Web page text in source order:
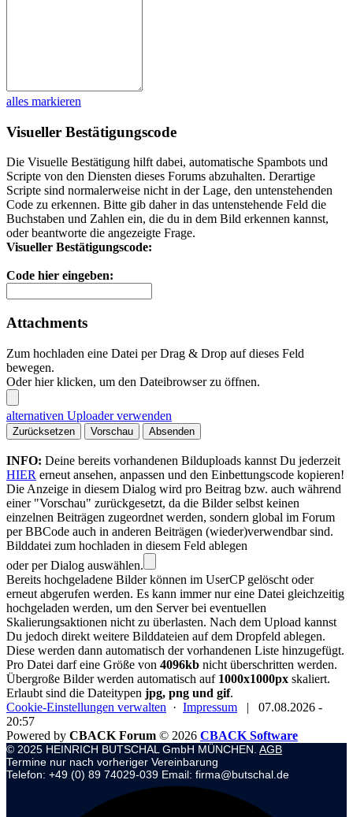
alles markieren
Visueller Bestätigungscode
Die Visuelle Bestätigung hilft dabei, automatische Spambots und
Scripte von den Diensten dieses Forums abzuhalten. Derartige
Scripte sind normalerweise nicht in der Lage, den untenstehenden
Code zu erkennen. Bitte gib daher in das untenstehende Feld die
Buchstaben und Zahlen ein, die du in dem Bild erkennen kannst,
oder beantworte die angezeigte Frage.
Visueller Bestätigungscode:
Code hier eingeben:
Attachments
Zum hochladen eine Datei per Drag & Drop auf dieses Feld
bewegen.
Oder hier klicken, um den Dateibrowser zu öffnen.
alternativen Uploader verwenden
Zurücksetzen Vorschau Absenden
INFO: Deine bereits vorhandenen Bilduploads kannst Du jederzeit
HIER erneut ansehen, anpassen und den Einbettungscode kopieren!
Die Anzeige in diesem Dialog wird pro Beitrag bzw. auch während
einer "Vorschau" zurückgesetzt, da die Bilder selbst keinen
einzelnen Beiträgen zugeordnet werden, sondern global im Forum
per BBCode auch in anderen Beiträgen (wieder)verwendbar sind.
Bilddatei zum hochladen in diesem Feld ablegen
oder per Dialog auswählen.
Bereits hochgeladene Bilder können im UserCP gelöscht oder
erneut abgerufen werden. Es kann immer nur eine Datei gleichzeitig
hochgeladen werden, um den Server bei eventuellen
Skalierungsaktionen nicht zu überlasten. Nach dem Upload kannst
Du jedoch direkt weitere Bilddateien auf dem Dropfeld ablegen.
Diese werden dann automatisch der vorhandenen Liste hinzugefügt.
Pro Datei darf eine Größe von 4096kb nicht überschritten werden.
Übergroße Bilder werden automatisch auf 1000x1000px skaliert.
Erlaubt sind die Dateitypen jpg, png und gif.
Cookie-Einstellungen verwalten · Impressum |
07.08.2026 -
20:57
Powered by CBACK Forum © 2026 CBACK Software
© 2025 HEINRICH BUTSCHAL GmbH MÜNCHEN. AGB
Termine nur nach vorheriger Vereinbarung
Telefon: +49 (0) 89 74029-039 Email: firma@butschal.de